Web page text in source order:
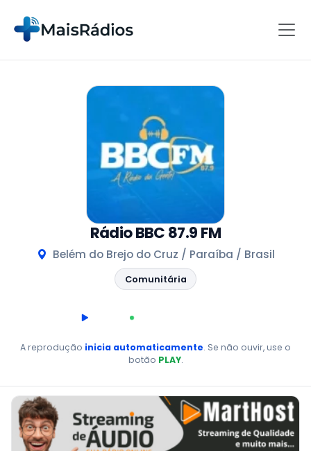
Rádio BBC 87.9 FM
Belém do Brejo do Cruz / Paraíba / Brasil
Comunitária
AO VIVO
A reprodução inicia automaticamente. Se não ouvir, use o
botão PLAY.